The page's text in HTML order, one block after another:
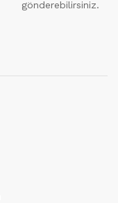
gönderebilirsiniz.